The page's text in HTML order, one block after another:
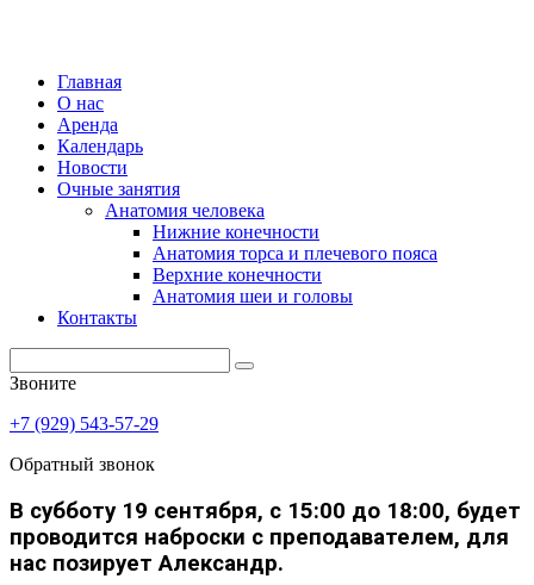
Главная
О нас
Аренда
Календарь
Новости
Очные занятия
Анатомия человека
Нижние конечности
Анатомия торса и плечевого пояса
Верхние конечности
Анатомия шеи и головы
Контакты
Звоните
+7 (929) 543-57-29
Обратный звонок
В субботу 19 сентября, с 15:00 до 18:00, будет
проводится наброски с преподавателем, для
нас позирует Александр.